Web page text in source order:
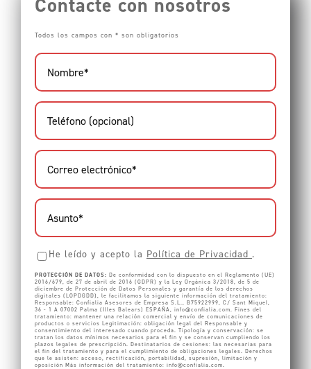
Todos los campos con * son obligatorios
He leído y acepto la Política de Privacidad .
PROTECCIÓN DE DATOS: De conformidad con lo dispuesto en el Reglamento (UE)
2016/679, de 27 de abril de 2016 (GDPR) y la Ley Orgánica 3/2018, de 5 de
diciembre de Protección de Datos Personales y garantía de los derechos
digitales (LOPDGDD), le facilitamos la siguiente información del tratamiento:
Responsable: Confialia Asesores de Empresa S.L., B75922999, C/ Sant Miquel,
36 - 1 A 07002 Palma (Illes Balears) ESPAÑA, info@confialia.com . Fines del
tratamiento: mantener una relación comercial y envío de comunicaciones de
productos o servicios Legitimación: obligación legal del Responsable y
consentimiento del interesado cuando proceda. Tipología y conservación: se
tratan los datos mínimos necesarios para el fin y se conservan cumpliendo los
plazos legales de prescripción. Destinatarios de cesiones: las necesarias para
el fin del tratamiento y para el cumplimiento de obligaciones legales. Derechos
que le asisten: acceso, rectificación, portabilidad, supresión, limitación y
oposición Más información del tratamiento: info@confialia.com